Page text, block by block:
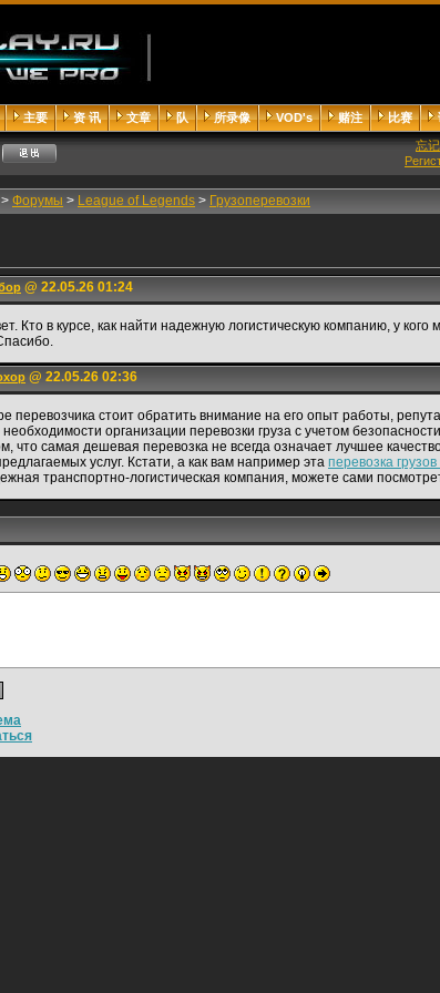
主要 资 讯 文章 队 所录像 VOD's 赌注 比赛
忘
> Форумы > League of Legends > Грузоперевозки
@ 22.05.26 01:24
Кто в курсе, как найти надежную логистическую компанию, у
@ 22.05.26 02:36
перевозчика стоит обратить внимание на его опыт работы,
организации перевозки груза с учетом
что самая дешевая перевозка не всегда означает лучшее
услуг. Кстати, а как вам например эта перевозка
транспортно-логистическая компания, можете сами